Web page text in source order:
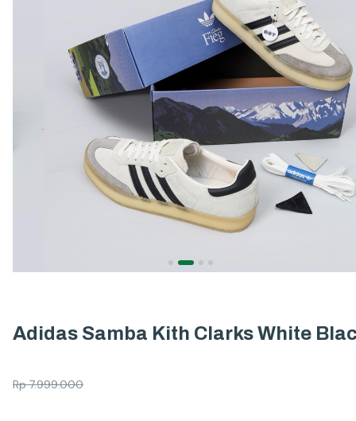
Adidas Samba Kith Clarks White
Rp7.999.000